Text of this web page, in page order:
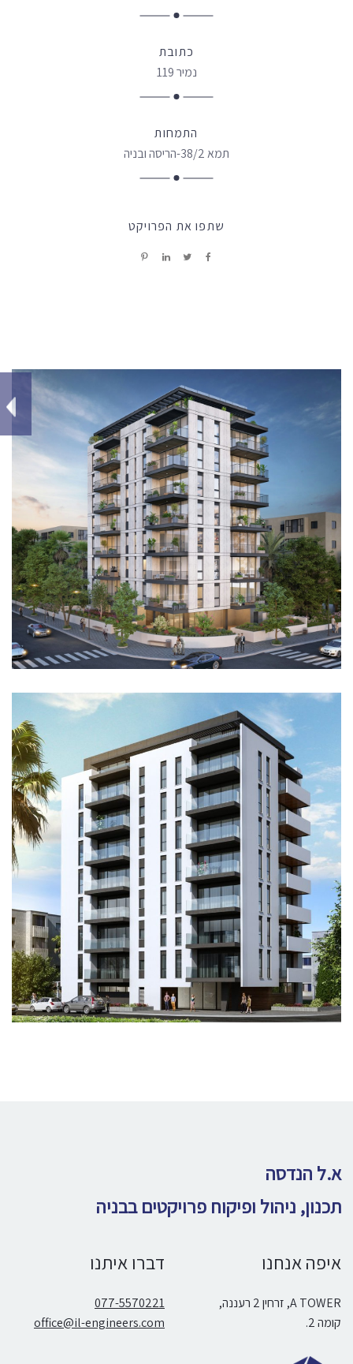
כתובת
נמיר 119
התמחות
תמא 38/2-הריסה ובניה
שתפו את הפרויקט
א.ל הנדסה
תכנון, ניהול ופיקוח פרויקטים בבניה
איפה אנחנו
A TOWER, זרחין 2 רעננה,
קומה 2.
דברו איתנו
077-5570221
office@il-engineers.com